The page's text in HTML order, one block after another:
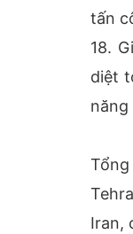
tấn
18.
diệt
năng
Iran,